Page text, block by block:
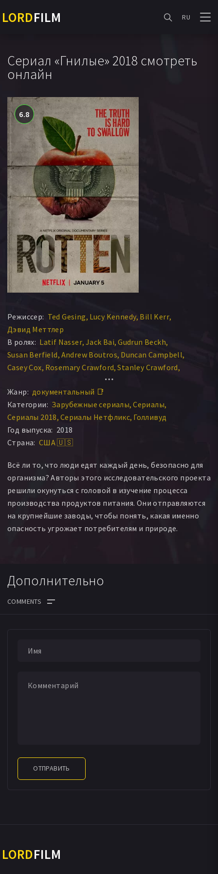
LORDFILM RU
Сериал «Гнилые» 2018 смотреть
онлайн
6.8
Режиссер: Ted Gesing Lucy Kennedy Bill Kerr
Дэвид Меттлер
В ролях: Latif Nasser Jack Bai Gudrun Beckh
Susan Berfield Andrew Boutros Duncan Campbell
Casey Cox Rosemary Crawford Stanley Crawford
Kristen Davenport
Norberto Garcia Thomas Gerkmann
Paul Horsman Benli Hu Ted Hume Avrum Katz
Sam Mason Руслан Меджитов Jane Missler
Andrew Palmer Doug Schmitz
Marianne Scott Ruby Scott
Ruopeng Wang Richard Wright Mingju Xu Duanzhu Yang
Жанр: документальный 📑
Категории: Зарубежные сериалы Сериалы
Сериалы 2018 Сериалы Нетфликс Голливуд
Год выпуска: 2018
Страна: США 🇺🇸
Всё ли то, что люди едят каждый день, безопасно для
организма? Авторы этого исследовательского проекта
решили окунуться с головой в изучение процесса
производства продуктов питания. Они отправляются
на крупнейшие заводы, чтобы понять, какая именно
опасность угрожает потребителям и природе.
Дополнительно
ОТПРАВИТЬ
LORDFILM